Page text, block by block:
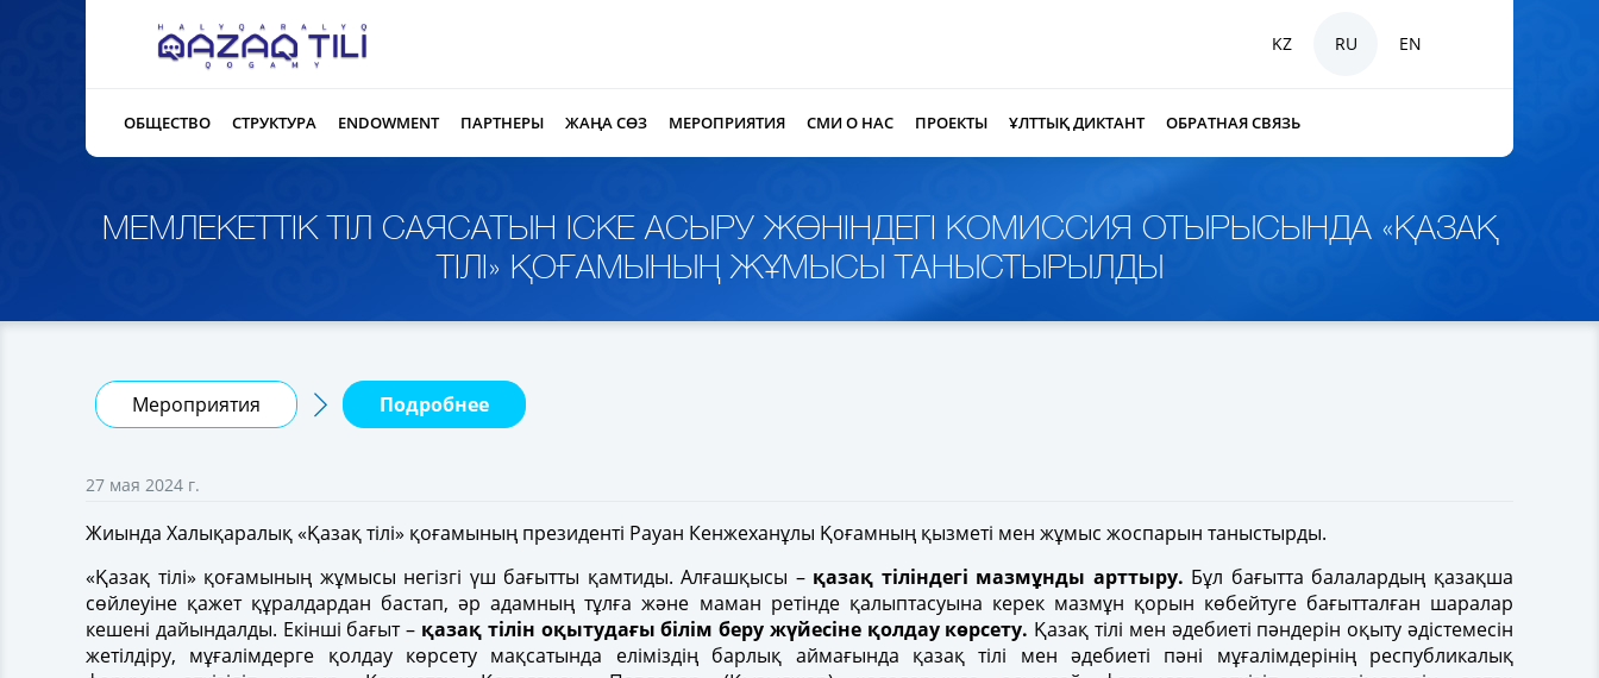
KZ RU EN
ОБЩЕСТВО СТРУКТУРА ENDOWMENT ПАРТНЕРЫ ЖАҢА СӨЗ МЕРОПРИЯТИЯ СМИ О НАС ПРОЕКТЫ ҰЛТТЫҚ ДИКТАНТ ОБРАТНАЯ СВЯЗЬ
МЕМЛЕКЕТТІК ТІЛ САЯСАТЫН ІСКЕ АСЫРУ ЖӨНІНДЕГІ КОМИССИЯ ОТЫРЫСЫНДА «ҚАЗАҚ
ТІЛІ» ҚОҒАМЫНЫҢ ЖҰМЫСЫ ТАНЫСТЫРЫЛДЫ
Мероприятия Подробнее
27 мая 2024 г.
Жиында Халықаралық «Қазақ тілі» қоғамының президенті Рауан Кенжеханұлы Қоғамның қызметі мен жұмыс жоспарын таныстырды.
«Қазақ тілі» қоғамының жұмысы негізгі үш бағытты қамтиды. Алғашқысы – қазақ тіліндегі мазмұнды арттыру. Бұл бағытта балалардың қазақша
сөйлеуіне қажет құралдардан бастап, әр адамның тұлға және маман ретінде қалыптасуына керек мазмұн қорын көбейтуге бағытталған шаралар
кешені дайындалды. Екінші бағыт – қазақ тілін оқытудағы білім беру жүйесіне қолдау көрсету. Қазақ тілі мен әдебиеті пәндерін оқыту әдістемесін
жетілдіру, мұғалімдерге қолдау көрсету мақсатында еліміздің барлық аймағында қазақ тілі мен әдебиеті пәні мұғалімдерінің республикалық